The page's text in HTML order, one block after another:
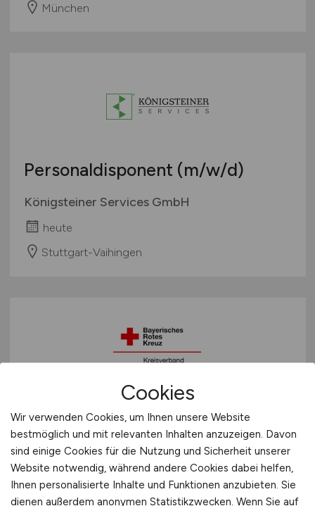
München
Personaldisponent (m/w/d)
Königsteiner Services GmbH
heute
Stuttgart-Vaihingen
Personalreferent(m/w/d)
BRK KV Starnberg
heute
Starnberg
Cookies
Wir verwenden Cookies, um Ihnen unsere Website
bestmöglich und mit relevanten Inhalten anzuzeigen. Davon
sind einige Cookies für die Nutzung und Sicherheit unserer
Website notwendig, während andere Cookies dabei helfen,
Ihnen personalisierte Inhalte und Funktionen anzubieten. Sie
dienen außerdem anonymen Statistikzwecken. Wenn Sie auf